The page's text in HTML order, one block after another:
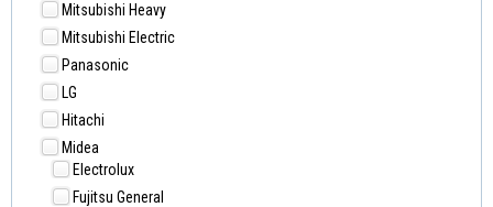
Mitsubishi Heavy
Mitsubishi Electric
Panasonic
LG
Hitachi
Midea
Electrolux
Fujitsu General